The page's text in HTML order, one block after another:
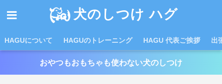
犬のしつけ ハグ
HAGUについて HAGUのトレーニング HAGU 代表ご挨拶 出
おやつもおもちゃも使わない犬のしつけ